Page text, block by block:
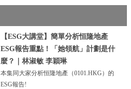
【ESG大講堂】簡單分析恒隆地產
ESG報告重點！「她領航」計劃是什
麼？｜林淑敏 李穎琳
本集同大家分析恒隆地產（0101.HKG）的
ESG報告!